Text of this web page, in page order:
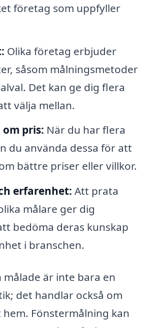
företag som uppfyller
Olika företag erbjuder
såsom målningsmetoder
Det kan ge dig flera
välja mellan.
pris: När du har flera
du använda dessa för att
bättre priser eller villkor.
erfarenhet: Att prata
målare ger dig
bedöma deras kunskap
i branschen.
är inte bara en
det handlar också om
Fönstermålning kan